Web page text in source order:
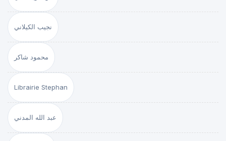
نجيب الكيلاني
محمود شاكر
Librairie Stephan
عبد الله المدني